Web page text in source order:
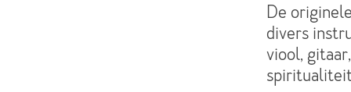
De
divers
viool,